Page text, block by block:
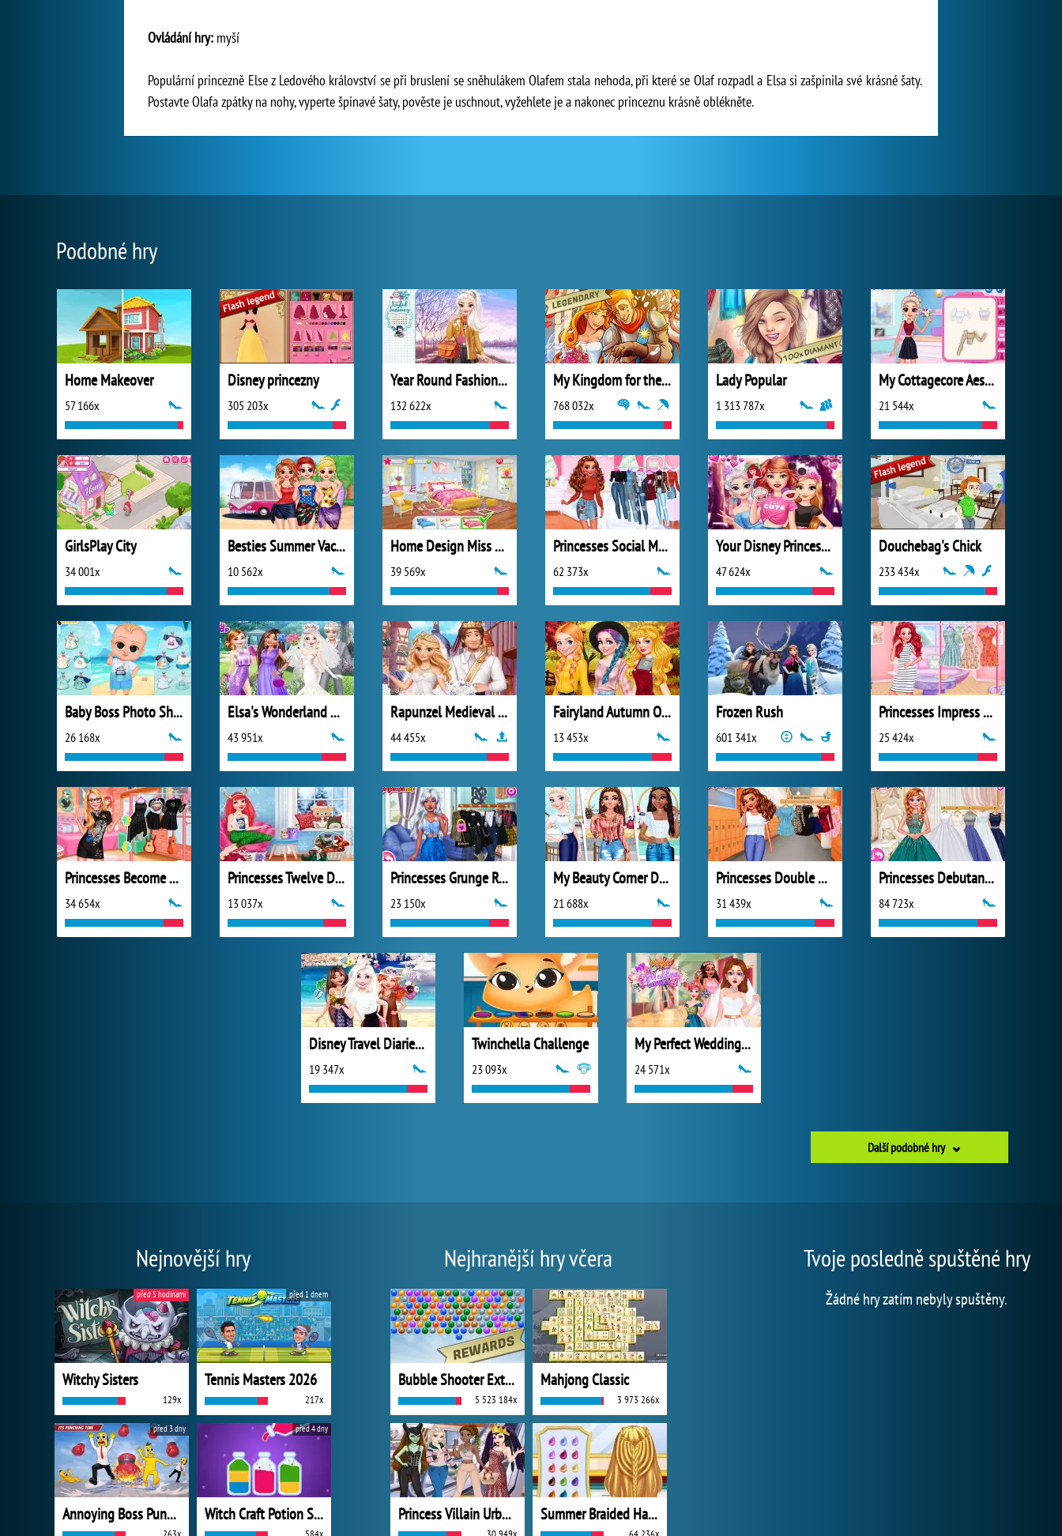
Ovládání hry: myší
Populární princezně Else z Ledového království se při bruslení se sněhulákem Olafem stala nehoda, při které se Olaf rozpadl a Elsa si zašpinila své krásné šaty.
Postavte Olafa zpátky na nohy, vyperte špinavé šaty, pověste je uschnout, vyžehlete je a nakonec princeznu krásně oblékněte.
Podobné hry
Home Makeover
57 166x
Disney princezny
305 203x
Year Round Fashionista: Elsa
132 622x
My Kingdom for the Princess Plná verze
768 032x
Lady Popular
1 313 787x
My Cottagecore Aesthetic Look
21 544x
GirlsPlay City
34 001x
Besties Summer Vacation
10 562x
Home Design Miss Robins Home Makeover
39 569x
Princesses Social Media Stars
62 373x
Your Disney Princess Style
47 624x
Douchebag's Chick
233 434x
Baby Boss Photo Shoot
26 168x
Elsa's Wonderland Wedding
43 951x
Rapunzel Medieval Wedding
44 455x
Fairyland Autumn OOTD
13 453x
Frozen Rush
601 341x
Princesses Impress Your School Crush
25 424x
Princesses Become Rebels Punks
34 654x
Princesses Twelve Days of Christmas
13 037x
Princesses Grunge Rockstars
23 150x
My Beauty Corner Decoration
21 688x
Princesses Double Date
31 439x
Princesses Debutante Ball
84 723x
Disney Travel Diaries: Greece
19 347x
Twinchella Challenge
23 093x
My Perfect Wedding Planner
24 571x
Další podobné hry
Nejnovější hry
Witchy Sisters
129x
před 5 hodinami
Tennis Masters 2026
217x
před 1 dnem
Annoying Boss Punch Game
před 3 dny
Witch Craft Potion Sort
před 4 dny
Nejhranější hry včera
Bubble Shooter Extreme
5 523 184x
Mahjong Classic
3 973 266x
Princess Villain Urban Outfitters Summer Summer Braided Hairstyles
Tvoje posledně spuštěné hry
Žádné hry zatím nebyly spuštěny.